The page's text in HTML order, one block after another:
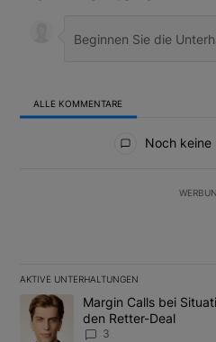
ALLE KOMMENTARE
Noch keine
AKTIVE UNTERHALTUNGEN
Das Folgende ist eine Liste der
Ein Trendartikel mit dem Titel
Margin Calls bei
den Retter-Deal
3